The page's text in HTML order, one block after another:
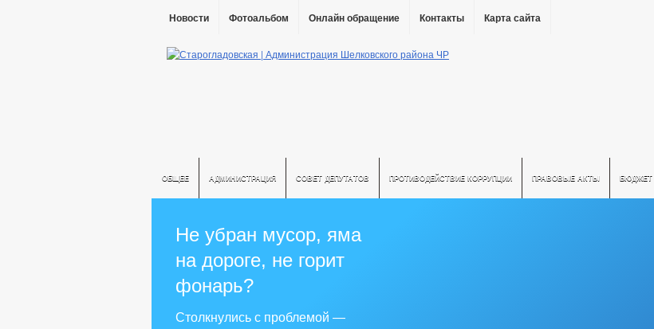
Новости Фотоальбом Онлайн обращение Контакты Карта сайта
ОБЩЕЕ АДМИНИСТРАЦИЯ СОВЕТ ДЕПУТАТОВ ПРОТИВОДЕЙСТВИЕ КОРРУПЦИИ ПРАВОВЫЕ АКТЫ БЮДЖЕТ
Не убран мусор, яма
на дороге, не горит
фонарь?
Столкнулись с проблемой —